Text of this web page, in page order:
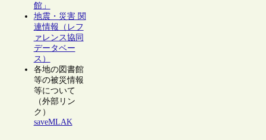
館」
地震・災害 関
連情報（レフ
ァレンス協同
データベー
ス）
各地の図書館
等の被災情報
等について
（外部リン
ク）
saveMLAK